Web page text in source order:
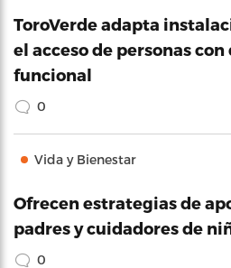
ToroVerde adapta
el acceso de personas
funcional
0
Vida y Bienestar
Ofrecen estrategias de
padres y cuidadores de
0